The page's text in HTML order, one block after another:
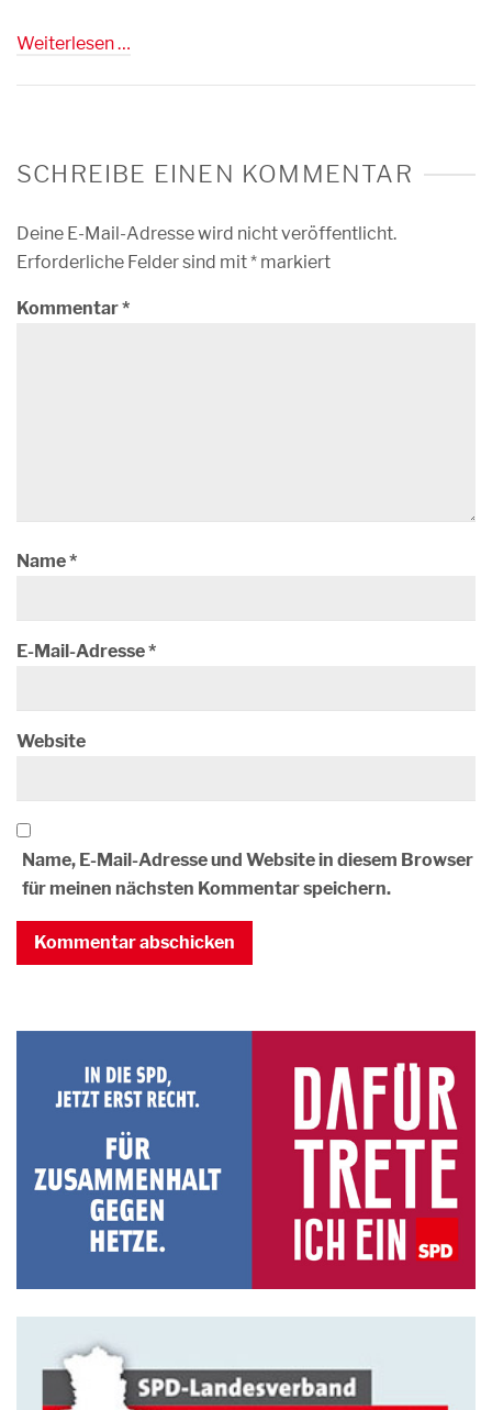
Weiterlesen …
SCHREIBE EINEN KOMMENTAR
Deine E-Mail-Adresse wird nicht veröffentlicht.
Erforderliche Felder sind mit* markiert
Kommentar*
Name*
E-Mail-Adresse*
Website
Name, E-Mail-Adresse und Website in diesem Browser
für meinen nächsten Kommentar speichern.